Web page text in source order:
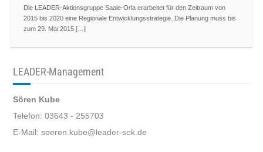
Die LEADER-Aktionsgruppe Saale-Orla erarbeitet für den Zeitraum von
2015 bis 2020 eine Regionale Entwicklungsstrategie. Die Planung muss bis
zum 29. Mai 2015 […]
LEADER-Management
Sören Kube
Telefon: 03643 - 255703
E-Mail: soeren.kube@leader-sok.de